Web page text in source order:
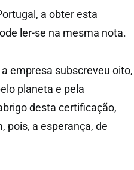
a obter esta
ler-se na mesma nota.
empresa subscreveu oito,
planeta e pela
desta certificação,
pois, a esperança, de